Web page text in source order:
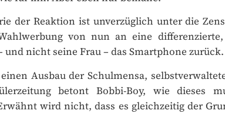
der Reaktion ist unverzüglich unter die
von nun an eine differenzierte,
nicht seine Frau – das Smartphone zurück.
Ausbau der Schulmensa, selbstverwaltete
betont Bobbi-Boy, wie dieses
wird nicht, dass es gleichzeitig der ×